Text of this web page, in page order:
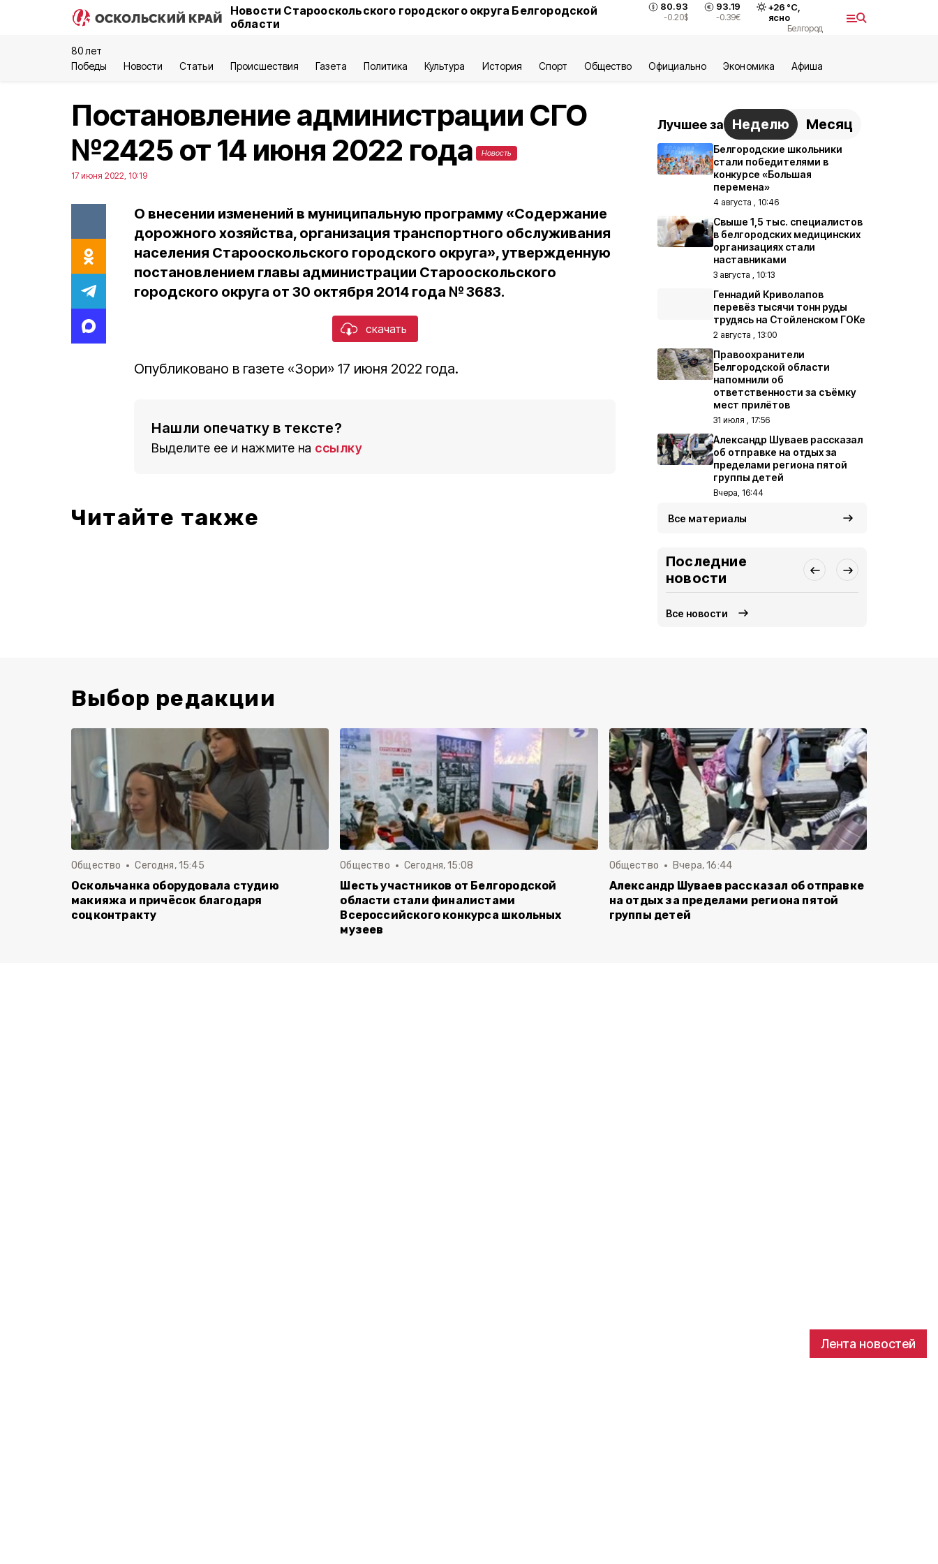
Новости Старооскольского городского округа Белгородской
области
80.93
-0.20$
93.19
-0.39€
+26 °С,
ясно
Белгород
80 лет
Победы
Новости Статьи Происшествия Газета Политика Культура История Спорт Общество Официально Экономика Aфиша
Лента новостей
Постановление администрации СГО
№2425 от 14 июня 2022 года
Новость
17 июня 2022, 10:19
О внесении изменений в муниципальную программу «Содержание
дорожного хозяйства, организация транспортного обслуживания
населения Старооскольского городского округа», утвержденную
постановлением главы администрации Старооскольского
городского округа от 30 октября 2014 года № 3683.
скачать
Опубликовано в газете «Зори» 17 июня 2022 года.
Нашли опечатку в тексте?
Выделите ее и нажмите на ссылку
Читайте также
Лучшее за Неделю Месяц
Белгородские школьники
стали победителями в
конкурсе «Большая
перемена»
4 августа , 10:46
Свыше 1,5 тыс. специалистов
в белгородских медицинских
организациях стали
наставниками
3 августа , 10:13
Геннадий Криволапов
перевёз тысячи тонн руды
трудясь на Стойленском ГОКе
2 августа , 13:00
Правоохранители
Белгородской области
напомнили об
ответственности за съёмку
мест прилётов
31 июля , 17:56
Александр Шуваев рассказал
об отправке на отдых за
пределами региона пятой
группы детей
Вчера, 16:44
Все материалы
Последние
новости
Все новости
Выбор редакции
Общество Сегодня, 15:45
Оскольчанка оборудовала студию
макияжа и причёсок благодаря
соцконтракту
Общество Сегодня, 15:08
Шесть участников от Белгородской
области стали финалистами
Всероссийского конкурса школьных
музеев
Общество Вчера, 16:44
Александр Шуваев рассказал об отправке
на отдых за пределами региона пятой
группы детей